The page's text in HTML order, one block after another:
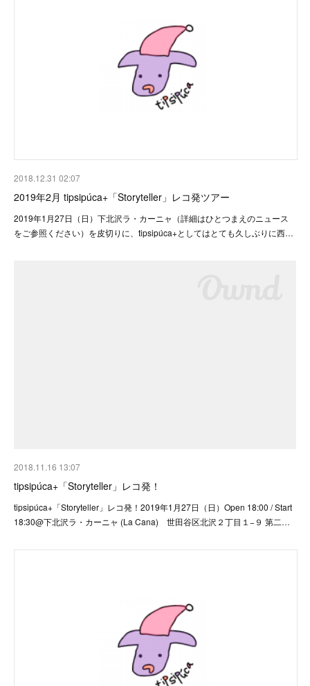
2018.12.31 02:07
2019年2月 tipsipúca+「Storyteller」レコ発ツアー
2019年1月27日（日）下北沢ラ・カーニャ（詳細はひとつまえのニュース
をご参照ください）を皮切りに、tipsipúca+としてはとても久しぶりに西…
2018.11.16 13:07
tipsipúca+「Storyteller」レコ発！
tipsipúca+「Storyteller」レコ発！2019年1月27日（日）Open 18:00 / Start
18:30@下北沢ラ・カーニャ (La Cana) 世田谷区北沢２丁目１−９ 第二…